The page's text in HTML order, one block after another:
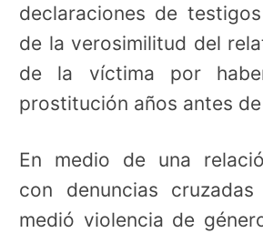
declaraciones de
de la verosimilitud del
de la víctima por
prostitución años antes
En medio de una
con denuncias
medió violencia de